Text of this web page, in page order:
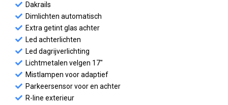
Dakrails
Dimlichten automatisch
Extra getint glas achter
Led achterlichten
Led dagrijverlichting
Lichtmetalen velgen 17"
Mistlampen voor adaptief
Parkeersensor voor en achter
R-line exterieur